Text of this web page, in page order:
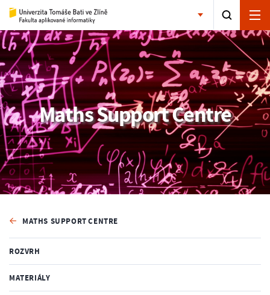
Maths Support Centre
MATHS SUPPORT CENTRE
ROZVRH
MATERIÁLY